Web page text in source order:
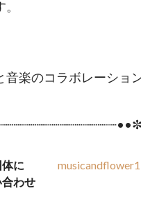
音楽のコラボレーショ
に
わせ